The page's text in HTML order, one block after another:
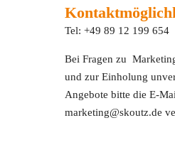
Tel: +49 89 12 199 654
Bei Fragen zu
und zur Einholung
Angebote bitte die E-
marketing@skoutz.de